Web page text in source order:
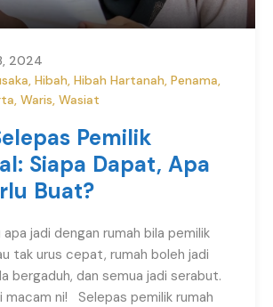
2024
, Hibah, Hibah Hartanah, Penama,
, Waris, Wasiat
Pemilik
Siapa Dapat, Apa
Buat?
jadi dengan rumah bila pemilik
tak urus cepat, rumah boleh jadi
bergaduh, dan semua jadi serabut.
macam ni! Selepas pemilik rumah